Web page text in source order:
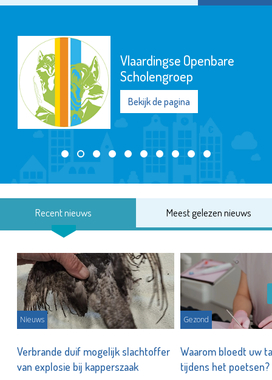
Vlaardingse Openbare
Scholengroep
Bekijk de pagina
Recent nieuws Meest gelezen nieuws
Nieuws
Verbrande duif mogelijk slachtoffer
van explosie bij kapperszaak
Gezond
Waarom bloedt uw
tijdens het poetsen?